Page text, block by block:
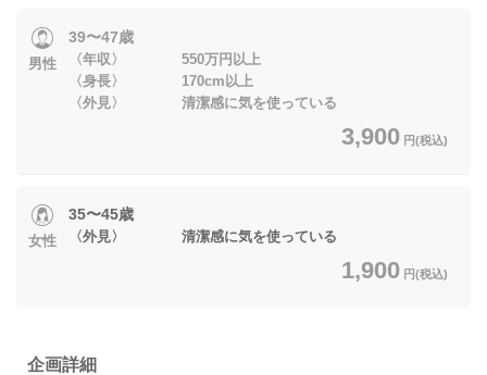
男性
39〜47歳
〈年収〉 550万円以上
〈身長〉 170cm以上
〈外見〉 清潔感に気を使っている
3,900 円(税込)
女性
35〜45歳
〈外見〉 清潔感に気を使っている
1,900 円(税込)
企画詳細